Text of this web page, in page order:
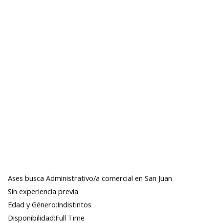
Ases busca Administrativo/a comercial en San Juan
Sin experiencia previa
Edad y Género:Indistintos
Disponibilidad:Full Time